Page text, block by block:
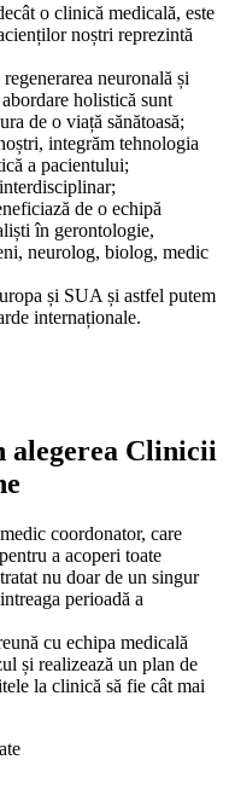
o clinică medicală, este
noștri reprezintă
neuronală și
holistică sunt
de o viață sănătoasă;
integrăm tehnologia
a pacientului;
de o echipă
în gerontologie,
neurolog, biolog, medic
și SUA și astfel putem
internaționale.
alegerea Clinicii
coordonator, care
a acoperi toate
nu doar de un singur
perioadă a
cu echipa medicală
și realizează un plan de
la clinică să fie cât mai